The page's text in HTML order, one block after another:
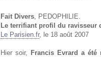
Fait Divers, PEDOPHILIE.
Le terrifiant profil du ravisseur
Le Parisien.fr, le 18 août 2007
Hier soir, Francis Evrard a